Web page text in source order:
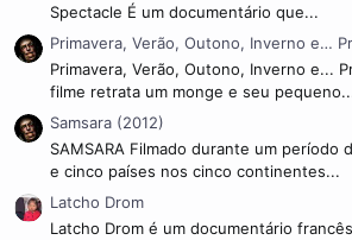
Spectacle É um documentário que...
Primavera, Verão, Outono, Inverno e…
Primavera, Verão, Outono, Inverno e...
filme retrata um monge e seu
Samsara (2012)
SAMSARA Filmado durante um período
e cinco países nos cinco continentes...
Latcho Drom
Latcho Drom é um documentário